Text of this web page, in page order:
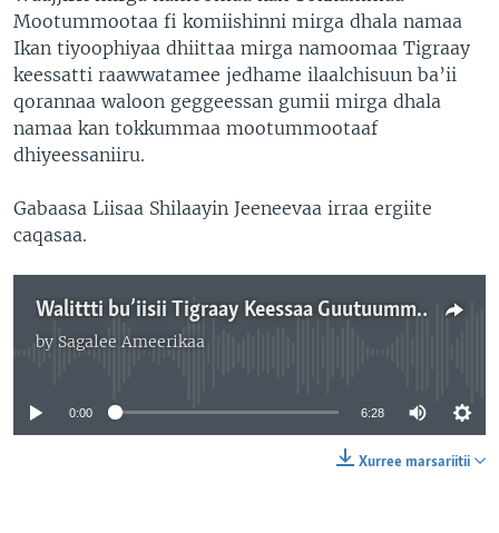
Mootummootaa fi komiishinni mirga dhala namaa
Ikan tiyoophiyaa dhiittaa mirga namoomaa Tigraay
keessatti raawwatamee jedhame ilaalchisuun ba’ii
qorannaa waloon geggeessan gumii mirga dhala
namaa kan tokkummaa mootummootaaf
dhiyeessaniiru.
Gabaasa Liisaa Shilaayin Jeeneevaa irraa ergiite
caqasaa.
Walittti bu’iisii Tigraay Keessaa Guutuummaa Gaafa Afrikaaf Sodaachisaa Dha: Misheel Baacheleet
by Sagalee Ameerikaa
No media source currently available
0:00 6:28
Xurree marsariitii